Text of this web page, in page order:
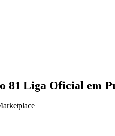
81 Liga Oficial em